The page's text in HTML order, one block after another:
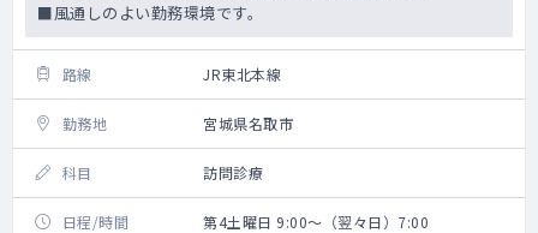
■風通しのよい勤務環境です。
路線 JR東北本線
勤務地 宮城県名取市
科目 訪問診療
日程/時間 第4土曜日 9:00～（翌々日）7:00